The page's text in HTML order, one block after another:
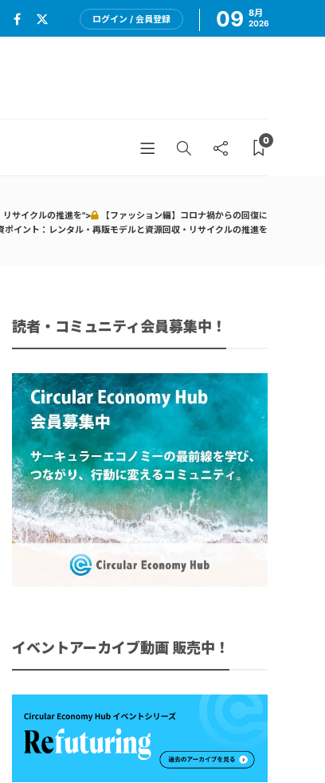
ログイン / 会員登録 09 8月
2026
0
リサイクルの推進を">
【ファッション編】コロナ禍からの回復に
ポイント：レンタル・再販モデルと資源回収・リサイクルの推進を
読者・コミュニティ会員募集中！
イベントアーカイブ動画 販売中！